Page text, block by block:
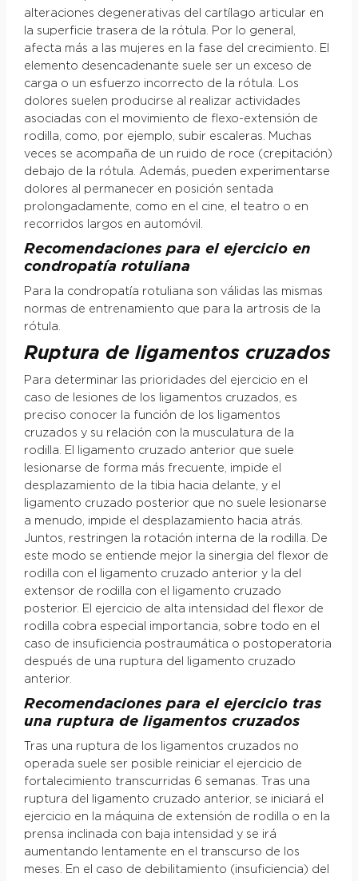
alteraciones degenerativas del cartílago articular en
la superficie trasera de la rótula. Por lo general,
afecta más a las mujeres en la fase del crecimiento. El
elemento desencadenante suele ser un exceso de
carga o un esfuerzo incorrecto de la rótula. Los
dolores suelen producirse al realizar actividades
asociadas con el movimiento de flexo-extensión de
rodilla, como, por ejemplo, subir escaleras. Muchas
veces se acompaña de un ruido de roce (crepitación)
debajo de la rótula. Además, pueden experimentarse
dolores al permanecer en posición sentada
prolongadamente, como en el cine, el teatro o en
recorridos largos en automóvil.
Recomendaciones para el ejercicio en
condropatía rotuliana
Para la condropatía rotuliana son válidas las mismas
normas de entrenamiento que para la artrosis de la
rótula.
Ruptura de ligamentos cruzados
Para determinar las prioridades del ejercicio en el
caso de lesiones de los ligamentos cruzados, es
preciso conocer la función de los ligamentos
cruzados y su relación con la musculatura de la
rodilla. El ligamento cruzado anterior que suele
lesionarse de forma más frecuente, impide el
desplazamiento de la tibia hacia delante, y el
ligamento cruzado posterior que no suele lesionarse
a menudo, impide el desplazamiento hacia atrás.
Juntos, restringen la rotación interna de la rodilla. De
este modo se entiende mejor la sinergia del flexor de
rodilla con el ligamento cruzado anterior y la del
extensor de rodilla con el ligamento cruzado
posterior. El ejercicio de alta intensidad del flexor de
rodilla cobra especial importancia, sobre todo en el
caso de insuficiencia postraumática o postoperatoria
después de una ruptura del ligamento cruzado
anterior.
Recomendaciones para el ejercicio tras
una ruptura de ligamentos cruzados
Tras una ruptura de los ligamentos cruzados no
operada suele ser posible reiniciar el ejercicio de
fortalecimiento transcurridas 6 semanas. Tras una
ruptura del ligamento cruzado anterior, se iniciará el
ejercicio en la máquina de extensión de rodilla o en la
prensa inclinada con baja intensidad y se irá
aumentando lentamente en el transcurso de los
meses. En el caso de debilitamiento (insuficiencia) del